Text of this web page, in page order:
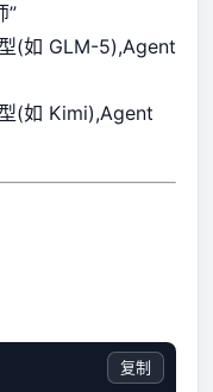
”
(如 GLM-5),Agent
(如 Kimi),Agent
复制